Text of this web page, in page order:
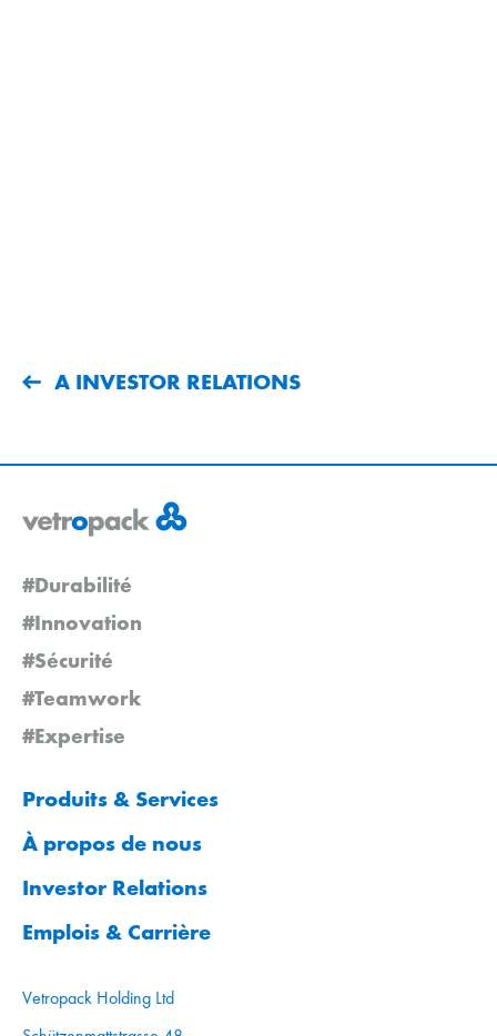
A INVESTOR RELATIONS
#Durabilité
#Innovation
#Sécurité
#Teamwork
#Expertise
Produits & Services
À propos de nous
Investor Relations
Emplois & Carrière
Vetropack Holding Ltd